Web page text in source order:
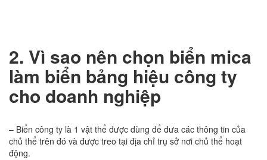
2. Vì sao nên chọn biển mica
làm biển bảng hiệu công ty
cho doanh nghiệp
– Biển công ty là 1 vật thể được dùng để đưa các thông tin của
chủ thể trên đó và được treo tại địa chỉ trụ sở nơi chủ thể hoạt
động.